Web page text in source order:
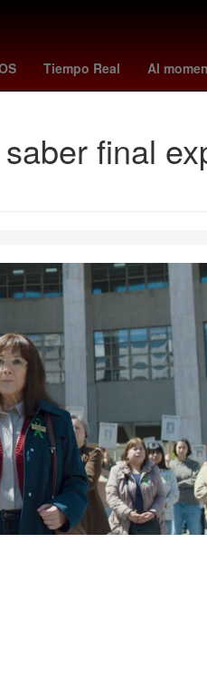
Tiempo Real Al
Gas volcánico rangers -
final